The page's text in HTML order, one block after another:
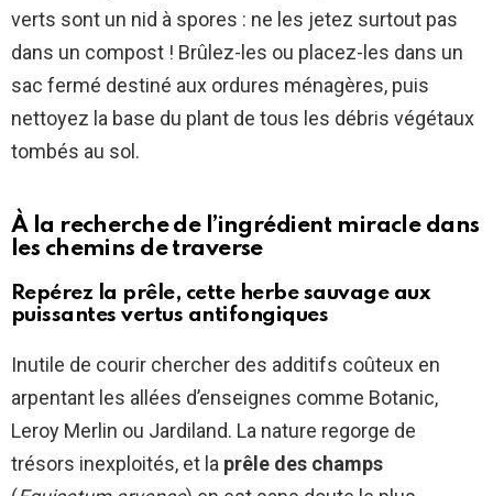
verts sont un nid à spores : ne les jetez surtout pas
dans un compost ! Brûlez-les ou placez-les dans un
sac fermé destiné aux ordures ménagères, puis
nettoyez la base du plant de tous les débris végétaux
tombés au sol.
À la recherche de l’ingrédient miracle dans
les chemins de traverse
Repérez la prêle, cette herbe sauvage aux
puissantes vertus antifongiques
Inutile de courir chercher des additifs coûteux en
arpentant les allées d’enseignes comme Botanic,
Leroy Merlin ou Jardiland. La nature regorge de
trésors inexploités, et la prêle des champs